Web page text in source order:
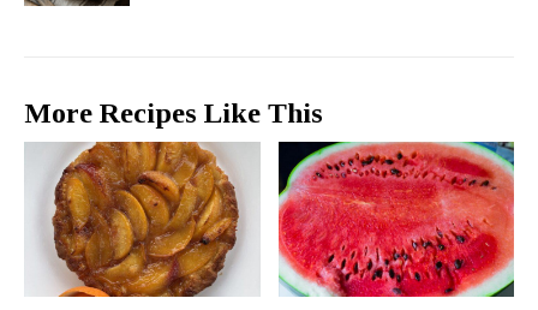
More Recipes Like This